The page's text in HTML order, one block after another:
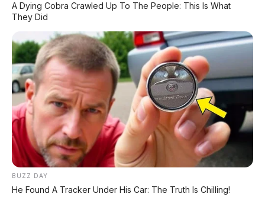
A Dying Cobra Crawled Up To The People: This Is What
They Did
BUZZ DAY
He Found A Tracker Under His Car: The Truth Is Chilling!